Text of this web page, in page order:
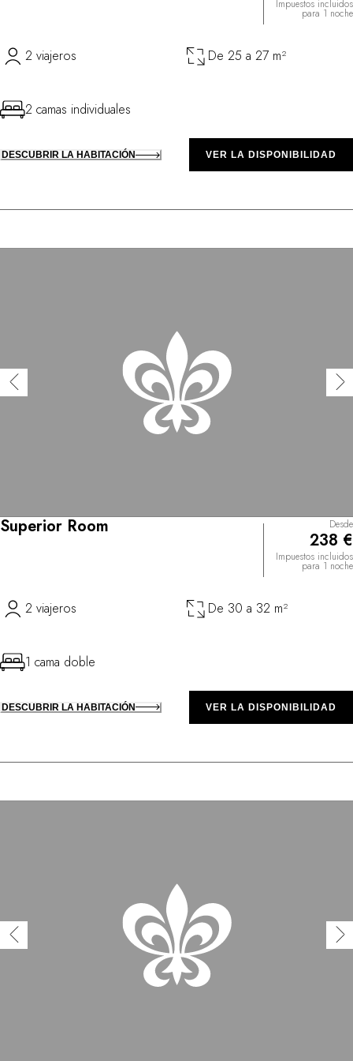
Impuestos incluidos
para 1 noche
2 viajeros De 25 a 27 m²
2 camas individuales
DESCUBRIR LA HABITACIÓN VER LA DISPONIBILIDAD
Superior Room Desde
238 €
Impuestos incluidos
para 1 noche
2 viajeros De 30 a 32 m²
1 cama doble
DESCUBRIR LA HABITACIÓN VER LA DISPONIBILIDAD